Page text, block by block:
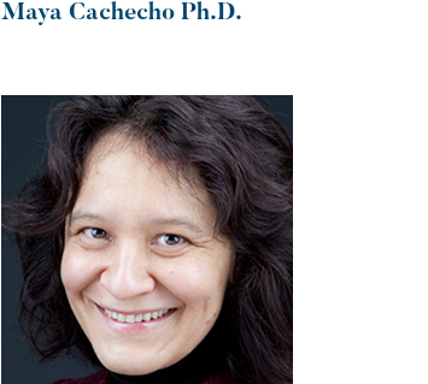
Maya Cachecho Ph.D.